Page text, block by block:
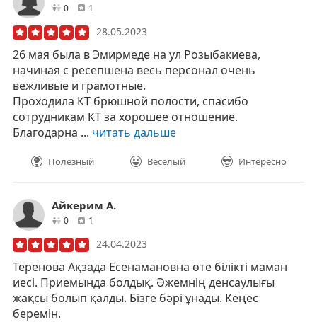
0друзей1
28.05.2023
26 мая была в Эмирмеде на ул Розыбакиева,
начиная с ресепшена весь персонал очень
вежливые и грамотные.
Проходила КТ брюшной полости, спасибо
сотрудникам КТ за хорошее отношение.
Благодарна ... читать дальше
Полезный Весёлый Интересно
Айкерим А.
0друзей1
24.04.2023
Теренова Ақзада Есенамановна өте білікті маман
иесі. Приемында болдық. Әжемнің денсаулығы
жақсы болып қалды. Бізге бәрі ұнады. Кеңес
беремін.